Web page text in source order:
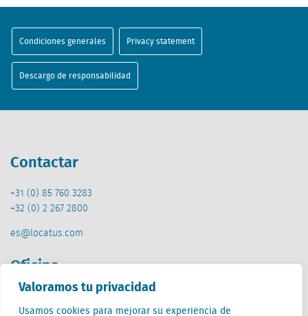
Valoramos tu privacidad
Usamos cookies para mejorar su experiencia de
Condiciones generales Privacy statement
Descargo de responsabilidad
Contactar
+31 (0) 85 760 3283
+32 (0) 2 267 2800
es@locatus.com
Oficina
Creative Valley